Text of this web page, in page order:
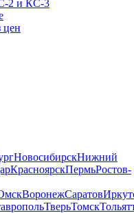
2 и КС-3
цен
НовосибирскНижний
КрасноярскПермьРостов-
ВоронежСаратов
ТверьТомск